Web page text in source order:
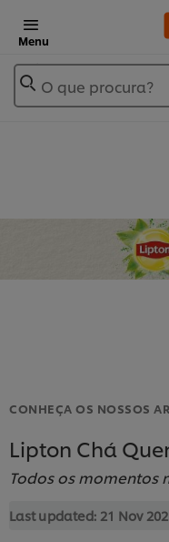
Menu
O que procura?
CONHEÇA OS NOSSOS
Lipton Chá
Todos os momentos
Last updated: 21 Nov